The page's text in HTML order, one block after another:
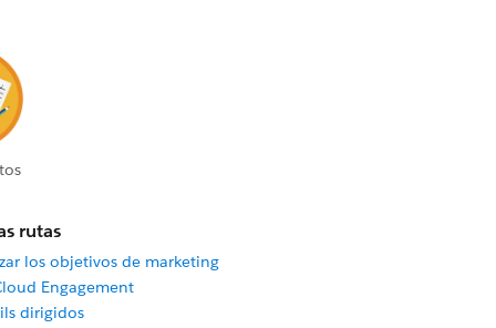
rutas
los objetivos de marketing
Engagement
dirigidos